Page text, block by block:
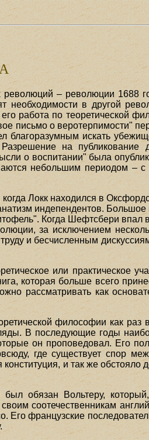
революций – революции 1688
в другой
работа по теоретической
письмо о веротерпимости"
благоразумным искать
на публикование
о воспитании" была
небольшим периодом –
Локк находился в
индепендентов. Большое
Когда Шефтсбери впал
за исключением
и бесчисленным
или практическое
которая больше всего
рассматривать как
философии как раз
В последующие годы
он проповедовал. Его
где существует спор
и так же обстояло
обязан Вольтеру,
соотечественникам
французские